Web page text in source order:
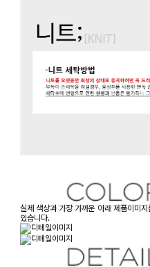
실제 색상과 가장 가까운 아래 제품이미
있습니다.